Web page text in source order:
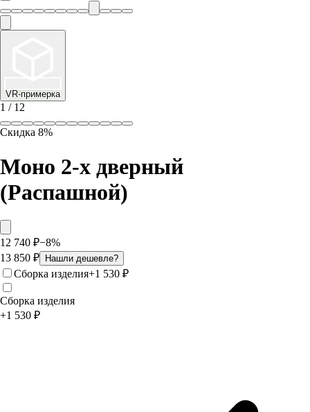
VR-примерка
1 / 12
Скидка 8%
Моно 2-х дверный
(Распашной)
12 740 ₽−8%
13 850 ₽ Нашли дешевле?
Сборка изделия+1 530 ₽
Сборка изделия
+1 530 ₽